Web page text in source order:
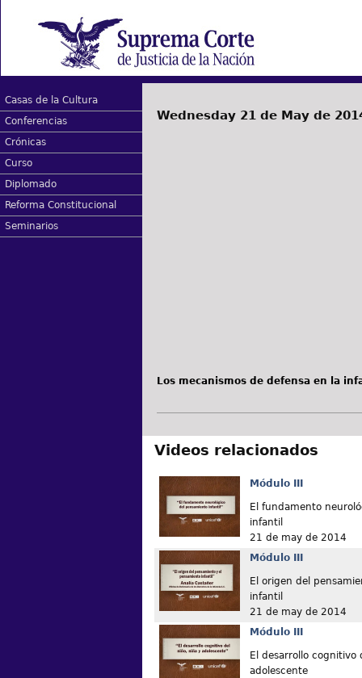
Casas de la Cultura
Conferencias
Crónicas
Curso
Diplomado
Reforma Constitucional
Seminarios
Wednesday 21 de May de
Los mecanismos de defensa en la
Videos relacionados
Módulo III
El fundamento
infantil
21 de may de 2014
Módulo III
El origen del
infantil
21 de may de 2014
Módulo III
El desarrollo cognitivo
adolescente